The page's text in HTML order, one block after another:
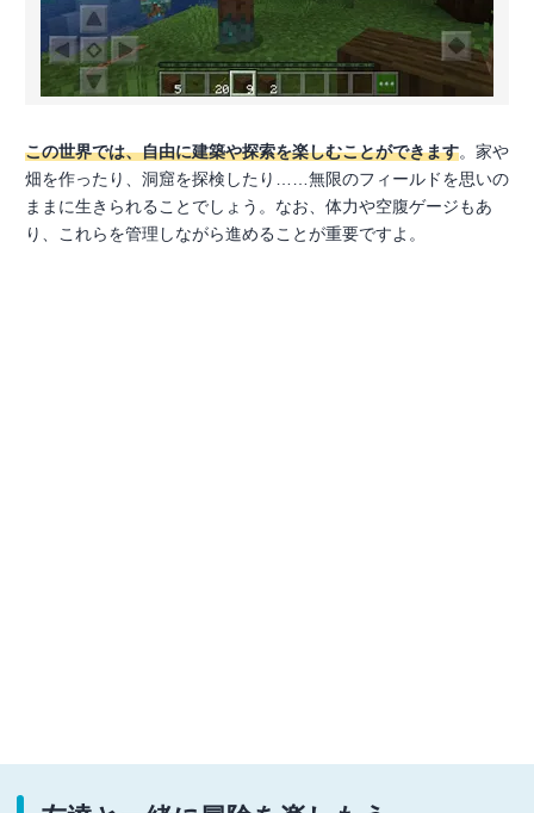
この世界では、自由に建築や探索を楽しむことができます。家や
畑を作ったり、洞窟を探検したり……無限のフィールドを思いの
ままに生きられることでしょう。なお、体力や空腹ゲージもあ
り、これらを管理しながら進めることが重要ですよ。